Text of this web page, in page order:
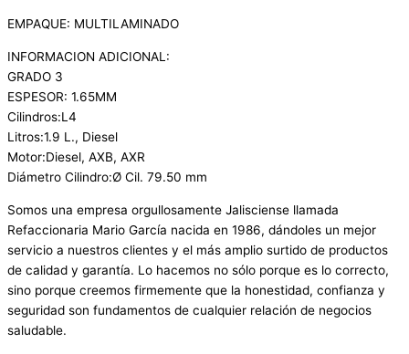
EMPAQUE: MULTILAMINADO
INFORMACION ADICIONAL:
GRADO 3
ESPESOR: 1.65MM
Cilindros:L4
Litros:1.9 L., Diesel
Motor:Diesel, AXB, AXR
Diámetro Cilindro:Ø Cil. 79.50 mm
Somos una empresa orgullosamente Jalisciense llamada
Refaccionaria Mario García nacida en 1986, dándoles un mejor
servicio a nuestros clientes y el más amplio surtido de productos
de calidad y garantía. Lo hacemos no sólo porque es lo correcto,
sino porque creemos firmemente que la honestidad, confianza y
seguridad son fundamentos de cualquier relación de negocios
saludable.